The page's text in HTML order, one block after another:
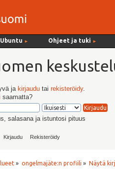
► Ohjeet ja tuki ►
ja kirjaudu tairekisteröidy.
saamatta?
salasana ja istuntosi pituus
Kirjaudu Rekisteröidy
» ongelmajäte:n profiili » Näytä